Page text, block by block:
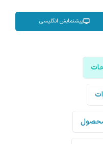
پیشنمایش انگلیسی